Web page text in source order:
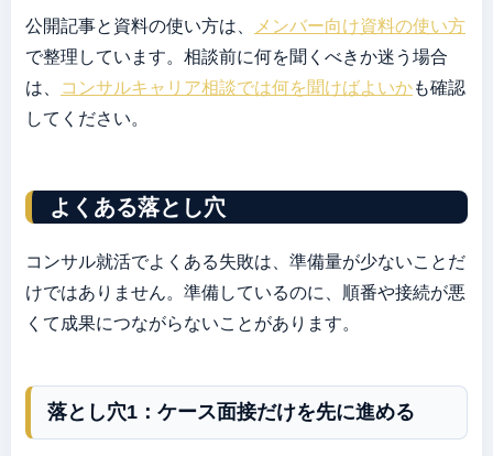
公開記事と資料の使い方は、
メンバー向け資料の使い方
で整理しています。相談前に何を聞くべきか迷う場合
は、
コンサルキャリア相談では何を聞けばよいかも確認
してください。
よくある落とし穴
コンサル就活でよくある失敗は、準備量が少ないことだ
けではありません。準備しているのに、順番や接続が悪
くて成果につながらないことがあります。
落とし穴1：ケース面接だけを先に進める